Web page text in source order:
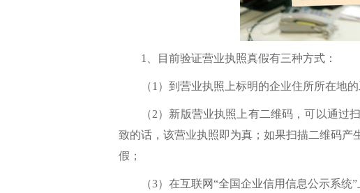
1、目前验证营业执照真假有三种方式：
（1）到营业执照上标明的企业住所所在地
（2）新版营业执照上有二维码，可以通
致的话，该营业执照即为真；如果扫描二维码
假；
（3）在互联网“全国企业信用信息公示系